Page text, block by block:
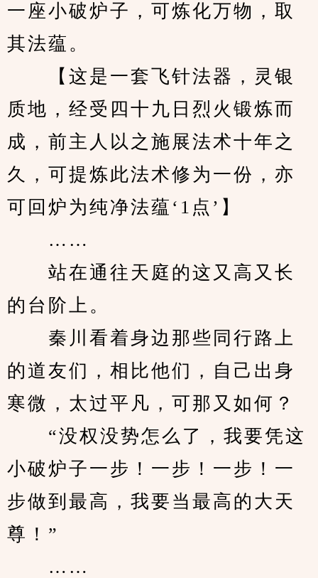
一座小破炉子，可炼化万物，取
其法蕴。
【这是一套飞针法器，灵银
质地，经受四十九日烈火锻炼而
成，前主人以之施展法术十年之
久，可提炼此法术修为一份，亦
可回炉为纯净法蕴‘1点’】
……
站在通往天庭的这又高又长
的台阶上。
秦川看着身边那些同行路上
的道友们，相比他们，自己出身
寒微，太过平凡，可那又如何？
“没权没势怎么了，我要凭这
小破炉子一步！一步！一步！一
步做到最高，我要当最高的大天
尊！”
……